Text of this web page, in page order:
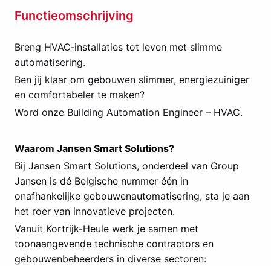
Functieomschrijving
Breng HVAC‑installaties tot leven met slimme
automatisering.
Ben jij klaar om gebouwen slimmer, energiezuiniger
en comfortabeler te maken?
Word onze Building Automation Engineer – HVAC.
Waarom Jansen Smart Solutions?
Bij Jansen Smart Solutions, onderdeel van Group
Jansen is dé Belgische nummer één in
onafhankelijke gebouwenautomatisering, sta je aan
het roer van innovatieve projecten.
Vanuit Kortrijk-Heule werk je samen met
toonaangevende technische contractors en
gebouwenbeheerders in diverse sectoren: